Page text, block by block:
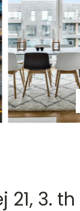
21, 3. th